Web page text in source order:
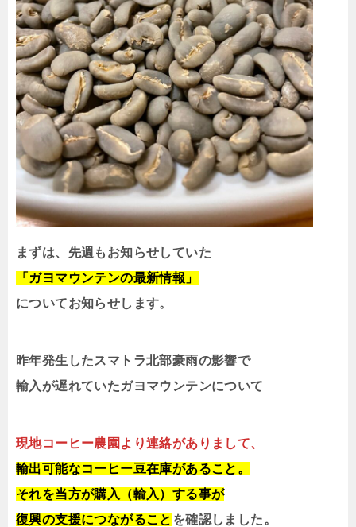
まずは、先週もお知らせしていた
「ガヨマウンテンの最新情報」
についてお知らせします。
昨年発生したスマトラ北部豪雨の影響で
輸入が遅れていたガヨマウンテンについて
現地コーヒー農園より連絡がありまして、
輸出可能なコーヒー豆在庫があること。
それを当方が購入（輸入）する事が
復興の支援につながること を確認しました。